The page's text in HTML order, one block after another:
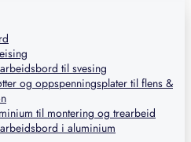
til svesing
og oppspenningsplater til flens &
til montering og trearbeid
i aluminium